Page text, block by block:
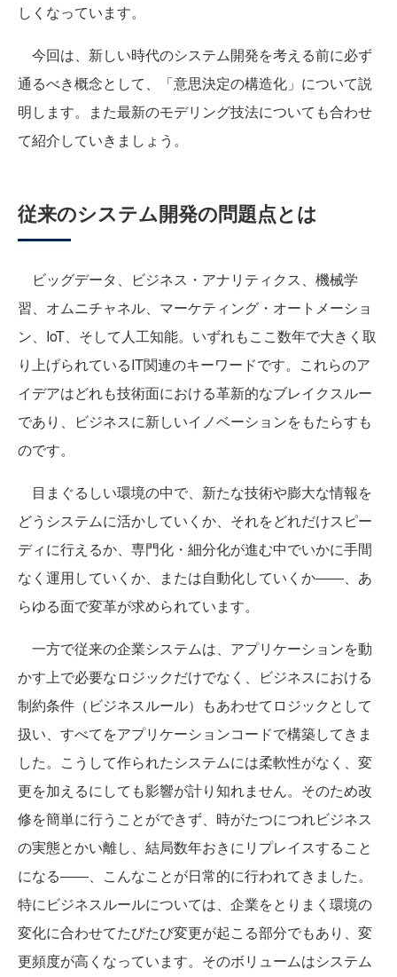
しくなっています。
今回は、新しい時代のシステム開発を考える前に必ず
通るべき概念として、「意思決定の構造化」について説
明します。また最新のモデリング技法についても合わせ
て紹介していきましょう。
従来のシステム開発の問題点とは
ビッグデータ、ビジネス・アナリティクス、機械学
習、オムニチャネル、マーケティング・オートメーショ
ン、IoT、そして人工知能。いずれもここ数年で大きく取
り上げられているIT関連のキーワードです。これらのア
イデアはどれも技術面における革新的なブレイクスルー
であり、ビジネスに新しいイノベーションをもたらすも
のです。
目まぐるしい環境の中で、新たな技術や膨大な情報を
どうシステムに活かしていくか、それをどれだけスピー
ディに行えるか、専門化・細分化が進む中でいかに手間
なく運用していくか、または自動化していくか――、あ
らゆる面で変革が求められています。
一方で従来の企業システムは、アプリケーションを動
かす上で必要なロジックだけでなく、ビジネスにおける
制約条件（ビジネスルール）もあわせてロジックとして
扱い、すべてをアプリケーションコードで構築してきま
した。こうして作られたシステムには柔軟性がなく、変
更を加えるにしても影響が計り知れません。そのため改
修を簡単に行うことができず、時がたつにつれビジネス
の実態とかい離し、結局数年おきにリプレイスすること
になる――、こんなことが日常的に行われてきました。
特にビジネスルールについては、企業をとりまく環境の
変化に合わせてたびたび変更が起こる部分でもあり、変
更頻度が高くなっています。そのボリュームはシステム